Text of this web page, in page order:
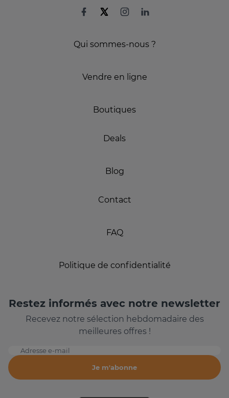
Qui sommes-nous ?
Vendre en ligne
Boutiques
Deals
Blog
Contact
FAQ
Politique de confidentialité
Restez informés avec notre newsletter
Recevez notre sélection hebdomadaire des
meilleures offres !
Adresse e-mail
Je m'abonne